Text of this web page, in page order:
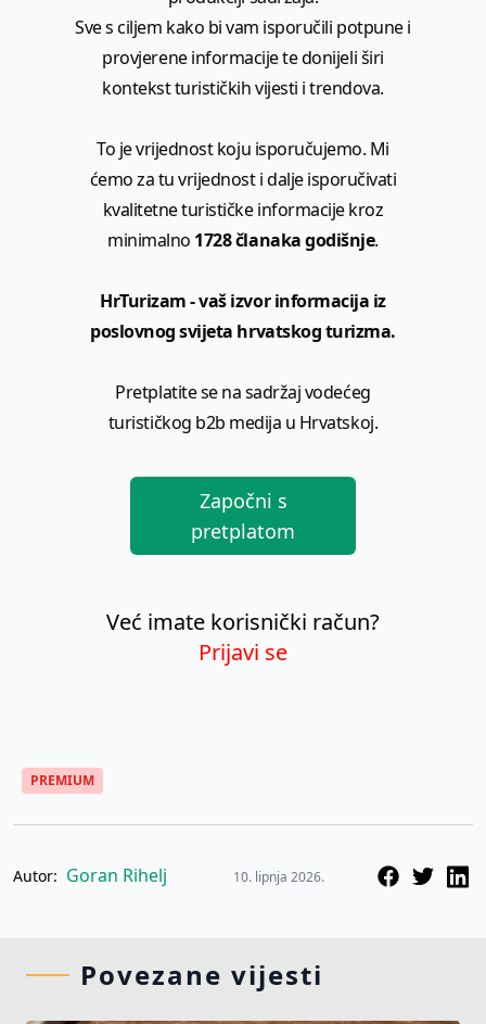
Sve s ciljem kako bi vam isporučili potpune i
provjerene informacije te donijeli širi
kontekst turističkih vijesti i trendova.
To je vrijednost koju isporučujemo. Mi
ćemo za tu vrijednost i dalje isporučivati
kvalitetne turističke informacije kroz
minimalno 1728 članaka godišnje.
HrTurizam - vaš izvor informacija iz
poslovnog svijeta hrvatskog turizma.
Pretplatite se na sadržaj vodećeg
turističkog b2b medija u Hrvatskoj.
Započni s
pretplatom
Već imate korisnički račun?
Prijavi se
PREMIUM
Autor: Goran Rihelj 10. lipnja 2026.
Povezane vijesti